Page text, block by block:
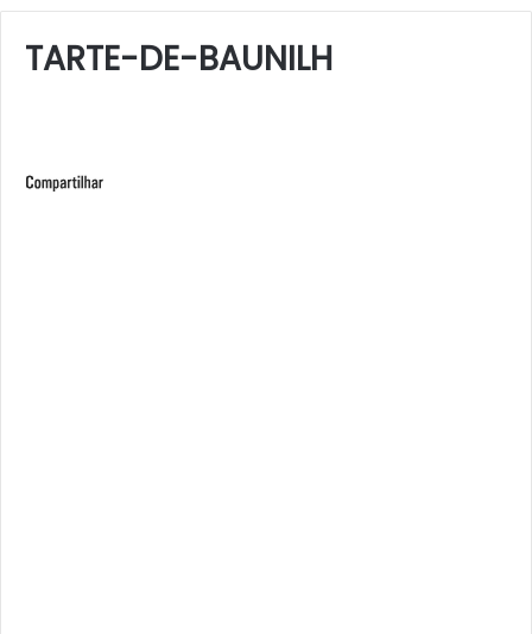
TARTE-DE-BAUNILH